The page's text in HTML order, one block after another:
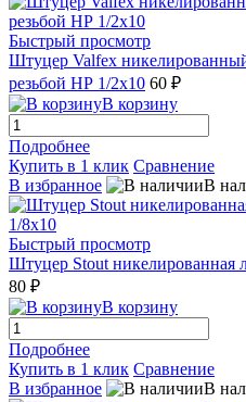
Быстрый просмотр
Штуцер Valfex
резьбой НР 1/2х10 60 ₽
В корзину
Подробнее
Купить в 1 клик Сравнение
В избранное
В
Быстрый просмотр
Штуцер Stout никелированная
80 ₽
В корзину
Подробнее
Купить в 1 клик Сравнение
В избранное
В